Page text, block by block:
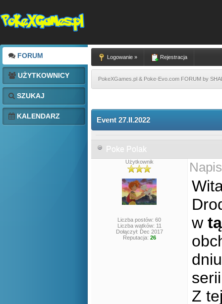
FORUM
UŻYTKOWNICY
SZUKAJ
KALENDARZ
Logowanie » Rejestracja
PokeXGames.pl & Poke-Evo.com FORUM by
Event 27.II.2022
Poke Polak
Użytkownik
Liczba postów: 60
Liczba wątków: 11
Dołączył: Dec 2017
Reputacja: 26
w
Z